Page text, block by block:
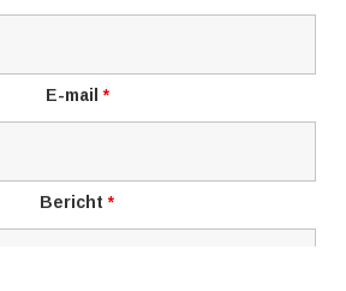
E-mail *
Bericht *